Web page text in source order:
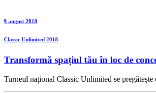
9 august 2018
Classic Unlimited 2018
Transformă spațiul tău în loc de
Turneul național Classic Unlimited se